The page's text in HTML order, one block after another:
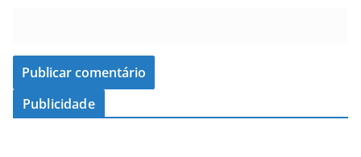
Publicidade